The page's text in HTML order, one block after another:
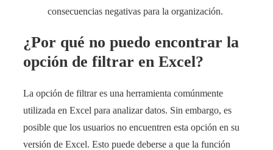
consecuencias negativas para la organización.
¿Por qué no puedo encontrar la
opción de filtrar en Excel?
La opción de filtrar es una herramienta comúnmente
utilizada en Excel para analizar datos. Sin embargo, es
posible que los usuarios no encuentren esta opción en su
versión de Excel. Esto puede deberse a que la función